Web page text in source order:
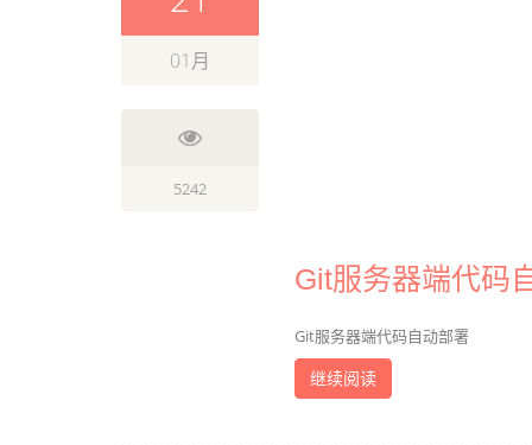
01月
5242
Git服务器端代码
Git服务器端代码自动部署
继续阅读